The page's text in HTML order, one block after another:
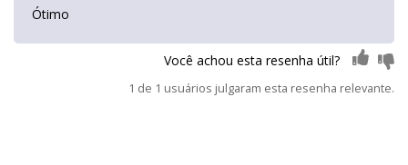
1 de 1 usuários julgaram esta resenha relevante.
Ótimo
Você achou esta resenha útil?